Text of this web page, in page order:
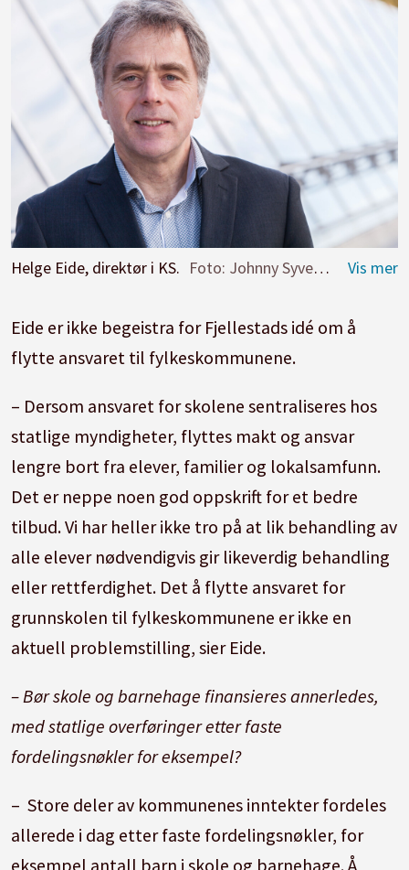
Helge Eide, direktør i KS. Foto: Johnny Syversen
Eide er ikke begeistra for Fjellestads idé om å
flytte ansvaret til fylkeskommunene.
– Dersom ansvaret for skolene sentraliseres hos
statlige myndigheter, flyttes makt og ansvar
lengre bort fra elever, familier og lokalsamfunn.
Det er neppe noen god oppskrift for et bedre
tilbud. Vi har heller ikke tro på at lik behandling av
alle elever nødvendigvis gir likeverdig behandling
eller rettferdighet. Det å flytte ansvaret for
grunnskolen til fylkeskommunene er ikke en
aktuell problemstilling, sier Eide.
– Bør skole og barnehage finansieres annerledes,
med statlige overføringer etter faste
fordelingsnøkler for eksempel?
– Store deler av kommunenes inntekter fordeles
allerede i dag etter faste fordelingsnøkler, for
eksempel antall barn i skole og barnehage. Å